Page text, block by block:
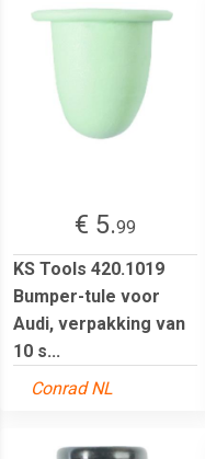
€ 5.99
KS Tools 420.1019
Bumper-tule voor
Audi, verpakking van
10 s...
Conrad NL